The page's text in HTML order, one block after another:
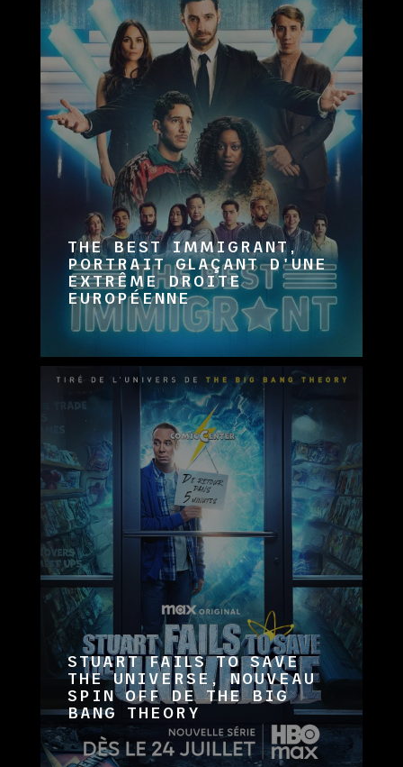
THE BEST IMMIGRANT,
PORTRAIT GLAÇANT D'UNE
EXTRÊME DROITE
EUROPÉENNE
STUART FAILS TO SAVE
THE UNIVERSE, NOUVEAU
SPIN OFF DE THE BIG
BANG THEORY